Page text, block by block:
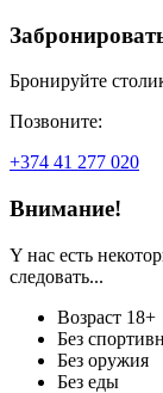
Бронируйте
Позвоните:
+374 41 277 020
Внимание!
Y нас есть
следовать...
Возраст 18+
Без
Без оружия
Без еды